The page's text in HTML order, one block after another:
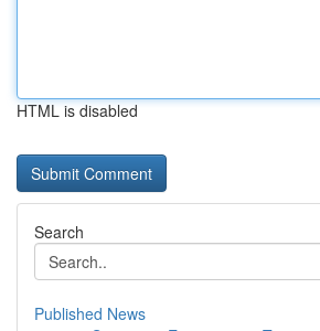
HTML is disabled
Search
Published News